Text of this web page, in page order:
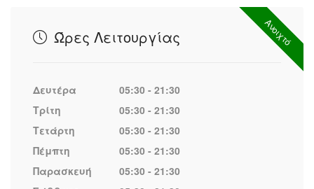
Ανοιχτό
Ώρες Λειτουργίας
Δευτέρα
05:30 - 21:30
Τρίτη
05:30 - 21:30
Τετάρτη
05:30 - 21:30
Πέμπτη
05:30 - 21:30
Παρασκευή
05:30 - 21:30